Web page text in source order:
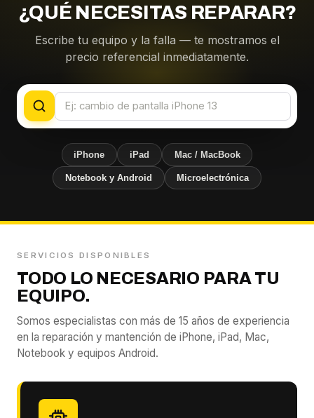
¿QUÉ NECESITAS REPARAR?
Escribe tu equipo y la falla — te mostramos el
precio referencial inmediatamente.
iPhone iPad Mac / MacBook
Notebook y Android Microelectrónica
SERVICIOS DISPONIBLES
TODO LO NECESARIO PARA TU
EQUIPO.
Somos especialistas con más de 15 años de experiencia
en la reparación y mantención de iPhone, iPad, Mac,
Notebook y equipos Android.